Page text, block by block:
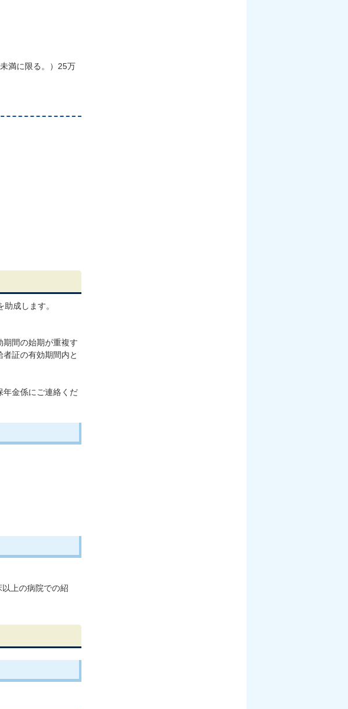
満に限る。）25万
成します。
期間の始期が重複す
証の有効期間内と
年金係にご連絡くだ
上の病院での紹